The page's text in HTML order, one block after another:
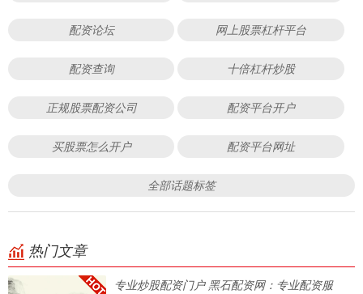
配资论坛 网上股票杠杆平台
配资查询 十倍杠杆炒股
正规股票配资公司 配资平台开户
买股票怎么开户 配资平台网址
全部话题标签
热门文章
专业炒股配资门户 黑石配资网：专业配资服